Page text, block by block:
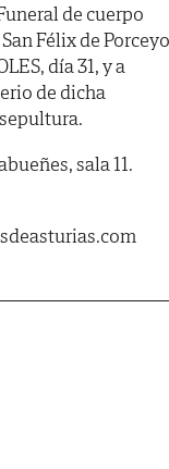
de cuerpo
Félix de
día 31, y a
de dicha
sala 11.